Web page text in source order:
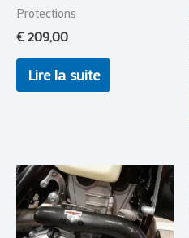
Protections
€ 209,00
Lire la suite